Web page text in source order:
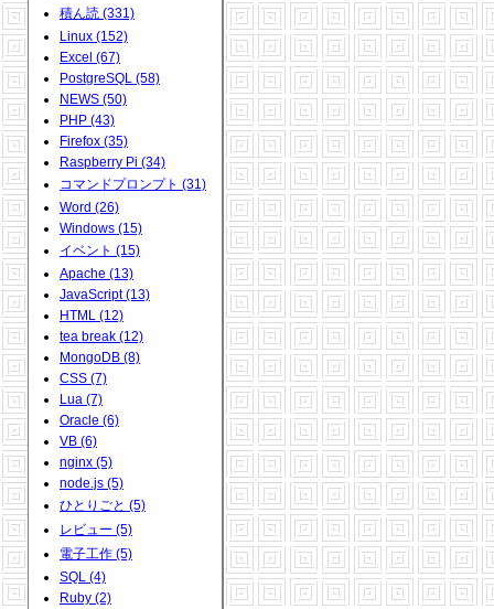
積ん読 (331)
Linux (152)
Excel (67)
PostgreSQL (58)
NEWS (50)
PHP (43)
Firefox (35)
Raspberry Pi (34)
コマンドプロンプト (31)
Word (26)
Windows (15)
イベント (15)
Apache (13)
JavaScript (13)
HTML (12)
tea break (12)
MongoDB (8)
CSS (7)
Lua (7)
Oracle (6)
VB (6)
nginx (5)
node.js (5)
ひとりごと (5)
レビュー (5)
電子工作 (5)
SQL (4)
Ruby (2)